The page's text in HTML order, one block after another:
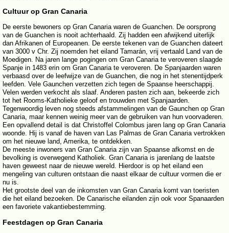
Cultuur op Gran Canaria
De eerste bewoners op Gran Canaria waren de Guanchen. De oorsprong
van de Guanchen is nooit achterhaald. Zij hadden een afwijkend uiterlijk
dan Afrikanen of Europeanen. De eerste tekenen van de Guanchen dateert
van 3000 v Chr. Zij noemden het eiland Tamarán, vrij vertaald Land van de
Moedigen. Na jaren lange pogingen om Gran Canaria te veroveren slaagde
Spanje in 1483 erin om Gran Canaria te veroveren. De Spanjaarden waren
verbaasd over de leefwijze van de Guanchen, die nog in het stenentijdperk
leefden. Vele Gaunchen verzetten zich tegen de Spaanse heerschappij.
Velen werden verkocht als slaaf. Anderen pasten zich aan, bekeerde zich
tot het Rooms-Katholieke geloof en trouwden met Spanjaarden.
Tegenwoordig leven nog steeds afstammelingen van de Gaunchen op Gran
Canaria, maar kennen weinig meer van de gebruiken van hun voorvaderen.
Een opvallend detail is dat Christoffel Colombus jaren lang op Gran Canaria
woonde. Hij is vanaf de haven van Las Palmas de Gran Canaria vertrokken
om het nieuwe land, Amerika, te ontdekken.
De meeste inwoners van Gran Canaria zijn van Spaanse afkomst en de
bevolking is overwegend Katholiek. Gran Canaria is jarenlang de laatste
haven geweest naar de nieuwe wereld. Hierdoor is op het eiland een
mengeling van culturen ontstaan die naast elkaar de cultuur vormen die er
nu is.
Het grootste deel van de inkomsten van Gran Canaria komt van toeristen
die het eiland bezoeken. De Canarische eilanden zijn ook voor Spanaarden
een favoriete vakantiebestemming.
Feestdagen op Gran Canaria